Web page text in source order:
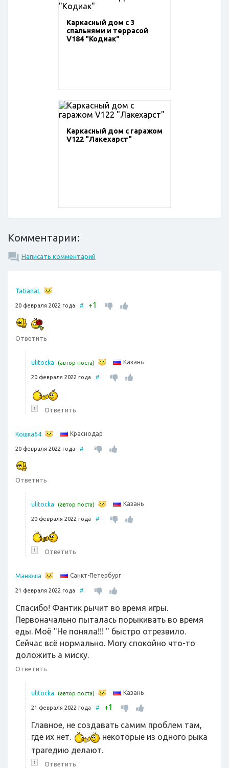
Каркасный дом с 3
спальнями и террасой
V184 "Кодиак"
Каркасный дом с гаражом
V122 "Лакехарст"
Комментарии:
Написать комментарий
TatianaL
20 февраля 2022 года # +1
Ответить
ulitocka (автор поста) Казань
20 февраля 2022 года #
↑ Ответить
Кошка64 Краснодар
20 февраля 2022 года #
Ответить
ulitocka (автор поста) Казань
20 февраля 2022 года #
↑ Ответить
Манюша Санкт-Петербург
21 февраля 2022 года #
Спасибо! Фантик рычит во время игры.
Первоначально пыталась порыкивать во время
еды. Моё "Не поняла!!! " быстро отрезвило.
Сейчас всё нормально. Могу спокойно что-то
доложить а миску.
Ответить
ulitocka (автор поста) Казань
21 февраля 2022 года # +1
Главное, не создавать самим проблем там,
где их нет.
некоторые из одного рыка
трагедию делают.
↑ Ответить